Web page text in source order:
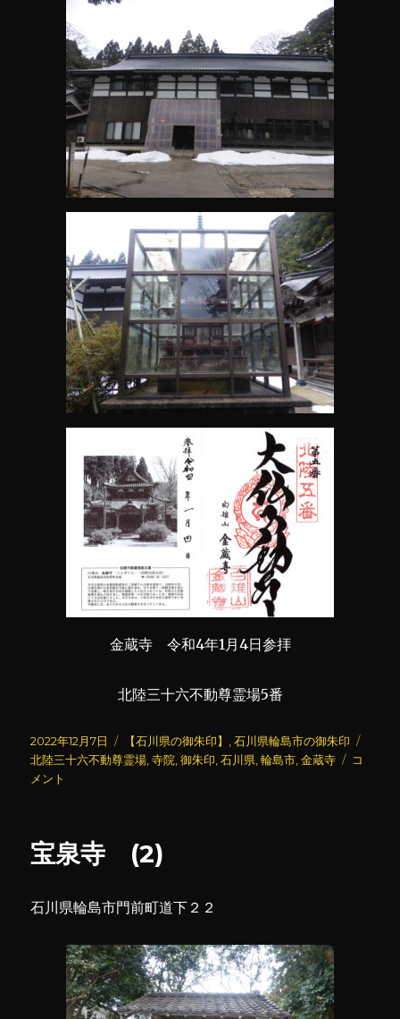
金蔵寺 令和4年1月4日参拝
北陸三十六不動尊霊場5番
投
稿
日:
2022年12月7日
カ
テ
【石川県の御朱印】 ,石川県輪島市の御朱印
北陸三十六不動尊霊場 ,寺院 ,御朱印 ,石川県 ,輪島市 ,金蔵寺
金
コ
メント
宝泉寺 (2)
石川県輪島市門前町道下２２